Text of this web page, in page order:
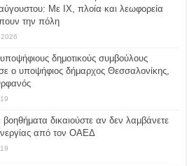
Με ΙΧ, πλοία και λεωφορεία
την πόλη
δημοτικούς συμβούλους
ο υποψήφιος δήμαρχος Θεσσαλονίκης,
βοηθήματα δικαιούστε αν δεν λαμβάνετε
από τον ΟΑΕΔ